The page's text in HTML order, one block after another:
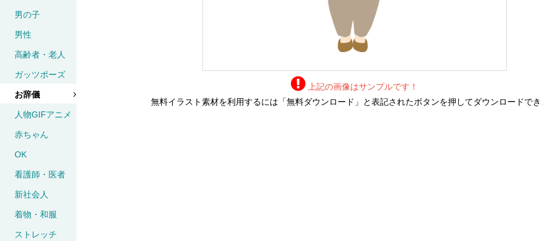
男の子
男性
高齢者・老人
ガッツポーズ
お辞儀
人物GIFアニメ
赤ちゃん
OK
看護師・医者
新社会人
着物・和服
ストレッチ
上記の画像はサンプルです！
無料イラスト素材を利用するには「無料ダウンロード」と表記されたボタンを押してダウンロードでき